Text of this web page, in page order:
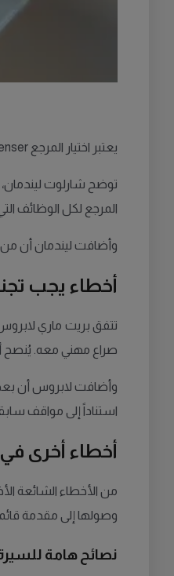
يعتبر اختيار المرجع referenser في السيرة الذاتية من العوامل الحاسمة التي قد تؤثر على قبولك في الوظيفة التي تتقدم لها، وهو أمر قد يجهله العديد من الباحثين عن العمل.
توضح شارلوت
المرجع لكل الوظائف
وأضافت ليندمان أن من
أخطاء يجب
صراع مهني معه. يُنصح
وأضافت لابروس أن
استناداً إلى مواقف
أخطاء أخرى في
من الأخطاء الشائعة
وصولها إلى مقدمة
نصائح هامة للسيرة